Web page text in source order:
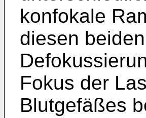
konfokale
diesen
Fokus der
Blutgefäßes